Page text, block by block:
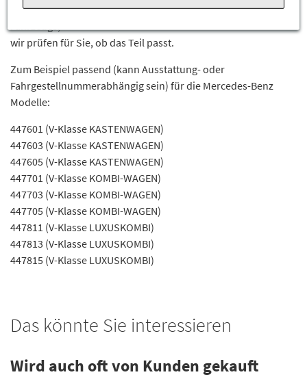
Senden Sie uns die komplette Fahrgestellnummer Ihres
Fahrzeugs,
wir prüfen für Sie, ob das Teil passt.
Zum Beispiel passend (kann Ausstattung- oder
Fahrgestellnummerabhängig sein) für die Mercedes-Benz
Modelle:
447601 (V-Klasse KASTENWAGEN)
447603 (V-Klasse KASTENWAGEN)
447605 (V-Klasse KASTENWAGEN)
447701 (V-Klasse KOMBI-WAGEN)
447703 (V-Klasse KOMBI-WAGEN)
447705 (V-Klasse KOMBI-WAGEN)
447811 (V-Klasse LUXUSKOMBI)
447813 (V-Klasse LUXUSKOMBI)
447815 (V-Klasse LUXUSKOMBI)
Das könnte Sie interessieren
Wird auch oft von Kunden gekauft